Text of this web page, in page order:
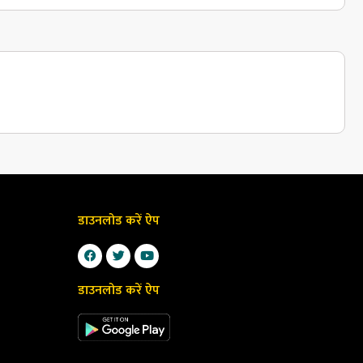
डाउनलोड करें ऐप
डाउनलोड करें ऐप